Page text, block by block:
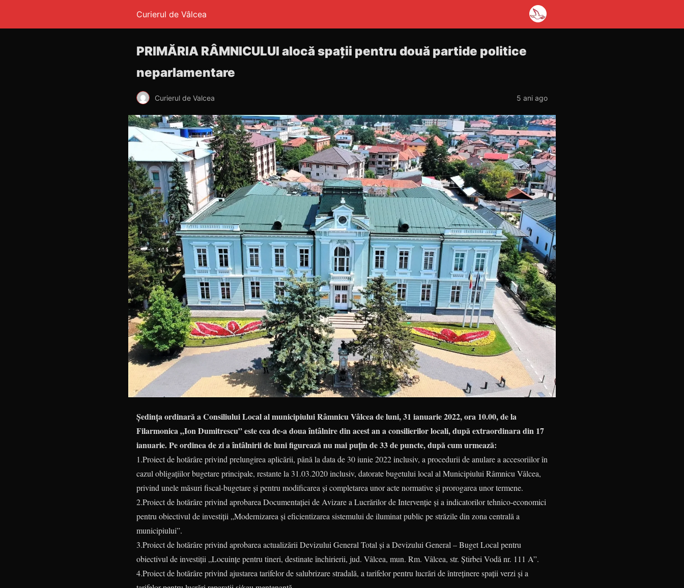
Curierul de Vâlcea
PRIMĂRIA RÂMNICULUI alocă spații pentru două partide politice
neparlamentare
Curierul de Valcea 5 ani ago
Ședinţa ordinară a Consiliului Local al municipiului Râmnicu Vâlcea de luni, 31 ianuarie 2022, ora 10.00, de la
Filarmonica „Ion Dumitrescu” este cea de-a doua întâlnire din acest an a consilierilor locali, după extraordinara din 17
ianuarie. Pe ordinea de zi a întâlnirii de luni figurează nu mai puțin de 33 de puncte, după cum urmează:
1.Proiect de hotărâre privind prelungirea aplicării, până la data de 30 iunie 2022 inclusiv, a procedurii de anulare a accesoriilor în
cazul obligațiilor bugetare principale, restante la 31.03.2020 inclusiv, datorate bugetului local al Municipiului Râmnicu Vâlcea,
privind unele măsuri fiscal-bugetare și pentru modificarea și completarea unor acte normative și prorogarea unor termene.
2.Proiect de hotărâre privind aprobarea Documentației de Avizare a Lucrărilor de Intervenție și a indicatorilor tehnico-economici
pentru obiectivul de investiții „Modernizarea și eficientizarea sistemului de iluminat public pe străzile din zona centrală a
municipiului”.
3.Proiect de hotărâre privind aprobarea actualizării Devizului General Total și a Devizului General – Buget Local pentru
obiectivul de investiții „Locuințe pentru tineri, destinate închirierii, jud. Vâlcea, mun. Rm. Vâlcea, str. Știrbei Vodă nr. 111 A”.
4.Proiect de hotărâre privind ajustarea tarifelor de salubrizare stradală, a tarifelor pentru lucrări de întreținere spații verzi și a